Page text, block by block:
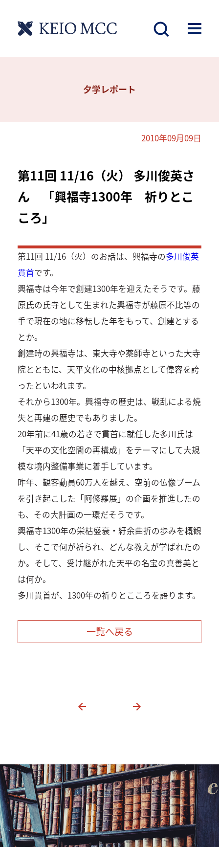
夕学レポート
2010年09月09日
第11回 11/16（火） 多川俊英さ
ん 「興福寺1300年 祈りとこ
ころ」
第11回 11/16（火）のお話は、興福寺の多川俊英
貫首です。
興福寺は今年で創建1300年を迎えたそうです。藤
原氏の氏寺として生まれた興福寺が藤原不比等の
手で現在の地に移転した年をもって、創建とする
とか。
創建時の興福寺は、東大寺や薬師寺といった大寺
院とともに、天平文化の中核拠点として偉容を誇
ったといわれます。
それから1300年。興福寺の歴史は、戦乱による焼
失と再建の歴史でもありました。
20年前に41歳の若さで貫首に就任した多川氏は
「天平の文化空間の再構成」をテーマにして大規
模な境内整備事業に着手しています。
昨年、観客動員60万人を越え、空前の仏像ブーム
を引き起こした「阿修羅展」の企画を推進したの
も、その大計画の一環だそうです。
興福寺1300年の栄枯盛衰・紆余曲折の歩みを概観
し、そこで何が祈られ、どんな教えが学ばれたの
か。そして、受け継がれた天平の名宝の真善美と
は何か。
多川貫首が、1300年の祈りとこころを語ります。
一覧へ戻る